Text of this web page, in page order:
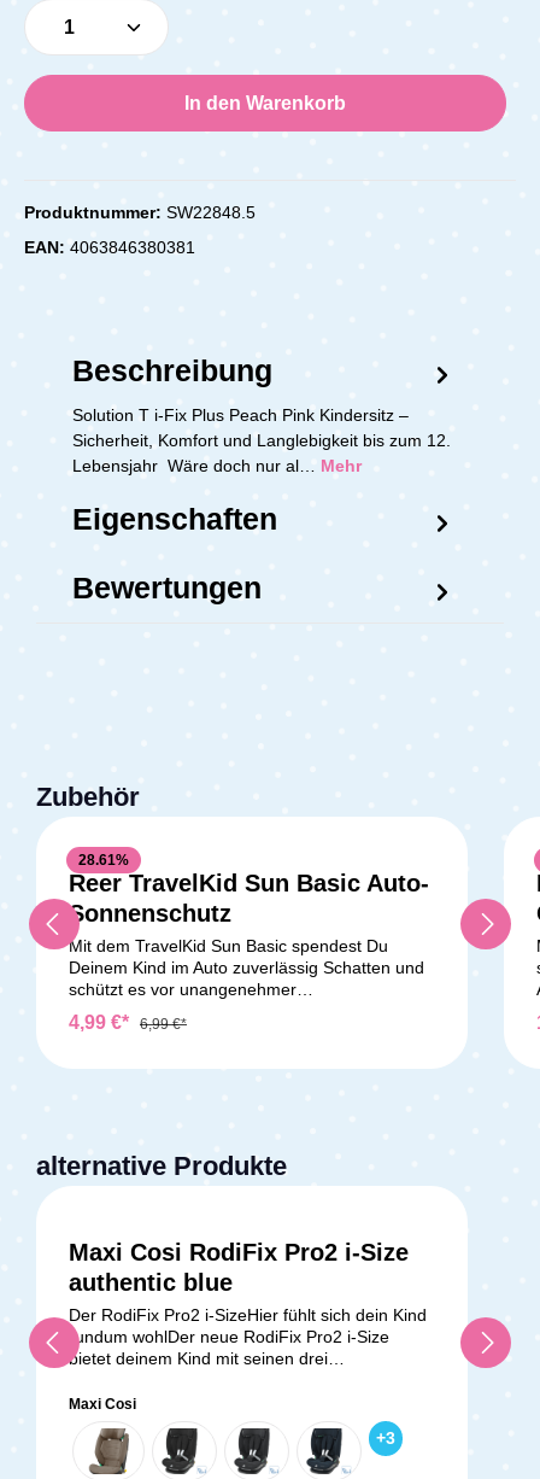
Produkt Anzahl: Gib den gewünschten
In den Warenkorb
Produktnummer: SW22848.5
EAN: 4063846380381
Beschreibung
Solution T i-Fix Plus Peach Pink Kindersitz –
Sicherheit, Komfort und Langlebigkeit bis zum 12.
Lebensjahr Wäre doch nur al… Mehr
Eigenschaften
Bewertungen
Zubehör
28.61%
Reer TravelKid Sun Basic Auto-
Sonnenschutz
Mit dem TravelKid Sun Basic spendest Du
Deinem Kind im Auto zuverlässig Schatten und
schützt es vor unangenehmer
Sonneneinstrahlung. Die zwei Sonnenblenden
bestehen aus engmaschigem Gewebe, das
gelingt Dir mit den praktischen Saugnäpfen in
wenigen Sekunden und ohne Rückstände. Bei
Alltag, Reisen und lange Autofahrten mit
Deinem Kind.Lieferumfang:1x Reer Auto-
Sonnenschutz
4,99 €* 6,99 €*
alternative Produkte
Maxi Cosi RodiFix Pro2 i-Size
authentic blue
Der RodiFix Pro2 i-SizeHier fühlt sich dein Kind
rundum wohlDer neue RodiFix Pro2 i-Size
bietet deinem Kind mit seinen drei
zurückzulehnen und zu entspannen. Mit den
höchsten i-Size-Sicherheitsstandards und
einem offenen Design, das sowohl in der Höhe
als auch in der Breite verstellbar ist, sitzt dein
Maxi Cosi
+3